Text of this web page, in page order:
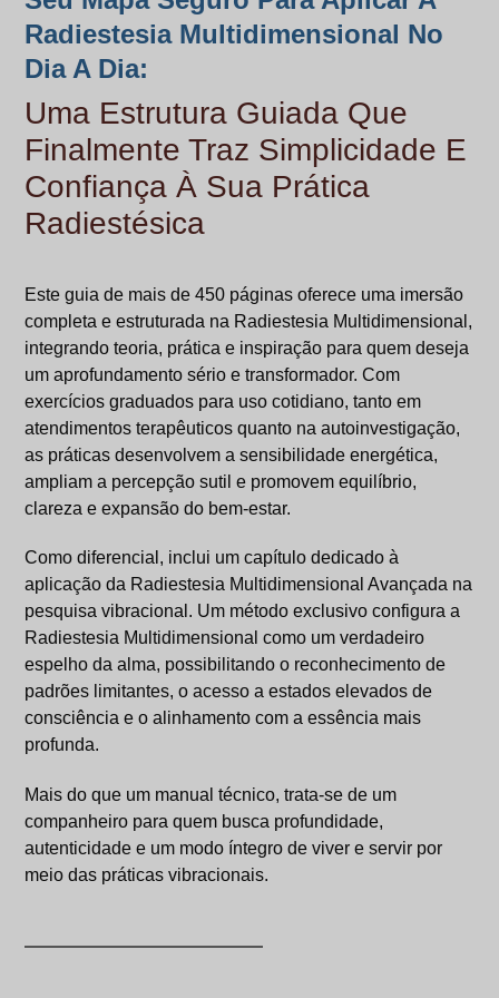
Radiestesia Multidimensional No
Dia A Dia:
Uma Estrutura Guiada Que
Finalmente Traz Simplicidade E
Confiança À Sua Prática
Radiestésica
Este guia de mais de 450 páginas oferece uma imersão
completa e estruturada na Radiestesia Multidimensional,
integrando teoria, prática e inspiração para quem deseja
um aprofundamento sério e transformador. Com
exercícios graduados para uso cotidiano, tanto em
atendimentos terapêuticos quanto na autoinvestigação,
as práticas desenvolvem a sensibilidade energética,
ampliam a percepção sutil e promovem equilíbrio,
clareza e expansão do bem-estar.
Como diferencial, inclui um capítulo dedicado à
aplicação da Radiestesia Multidimensional Avançada na
pesquisa vibracional. Um método exclusivo configura a
Radiestesia Multidimensional como um verdadeiro
espelho da alma, possibilitando o reconhecimento de
padrões limitantes, o acesso a estados elevados de
consciência e o alinhamento com a essência mais
profunda.
Mais do que um manual técnico, trata-se de um
companheiro para quem busca profundidade,
autenticidade e um modo íntegro de viver e servir por
meio das práticas vibracionais.